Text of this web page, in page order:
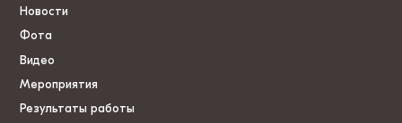
Новости
Фота
Видео
Мероприятия
Результаты работы